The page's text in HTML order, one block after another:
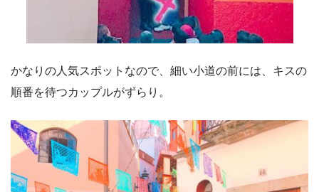
かなりの人気スポットなので、細い小道の前には、キスの
順番を待つカップルがずらり。